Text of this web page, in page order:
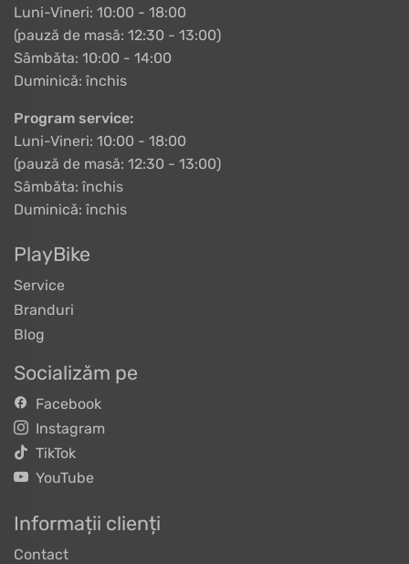
Luni-Vineri: 10:00 - 18:00
(pauză de masă: 12:30 - 13:00)
Sâmbăta: 10:00 - 14:00
Duminică: închis
Program service:
Luni-Vineri: 10:00 - 18:00
(pauză de masă: 12:30 - 13:00)
Sâmbăta: închis
Duminică: închis
PlayBike
Service
Branduri
Blog
Socializăm pe
Facebook
Instagram
TikTok
YouTube
Informații clienți
Contact